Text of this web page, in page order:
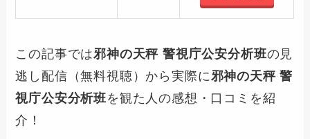
この記事では邪神の天秤 警視庁公安分析班の見
逃し配信（無料視聴）から実際に邪神の天秤 警
視庁公安分析班を観た人の感想・口コミを紹
介！